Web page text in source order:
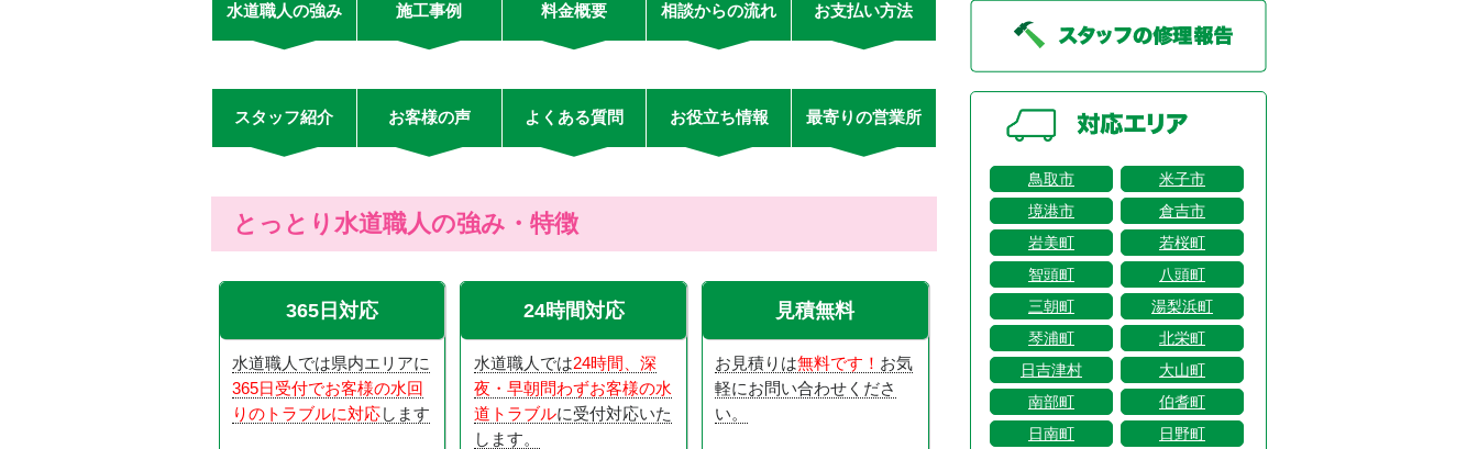
水道職人の強み 施工事例 料金概要 相談からの流れ お支払い方法
スタッフ紹介 お客様の声 よくある質問 お役立ち情報 最寄りの営業所
とっとり水道職人の強み・特徴
365日対応
水道職人では県内エリアに
365日受付でお客様の水回
りのトラブルに対応します
24時間対応
水道職人では24時間、深
夜・早朝問わずお客様の水
道トラブルに受付対応いた
します。
見積無料
お見積りは無料です！ お気
軽にお問い合わせくださ
い。
鳥取市
米子市
境港市
倉吉市
岩美町
若桜町
智頭町
八頭町
三朝町
湯梨浜町
琴浦町
北栄町
日吉津村
大山町
南部町
伯耆町
日南町
日野町